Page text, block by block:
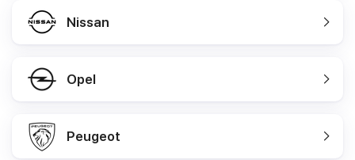
Nissan
Opel
Peugeot